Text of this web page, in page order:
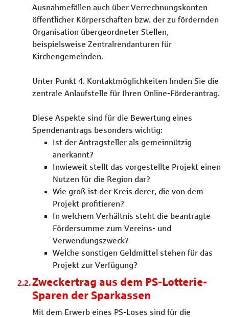
Ausnahmefällen auch über Verrechnungskonten
öffentlicher Körperschaften bzw. der zu fördernden
Organisation übergeordneter Stellen,
beispielsweise Zentralrendanturen für
Kirchengemeinden.
Unter Punkt 4. Kontaktmöglichkeiten finden Sie die
zentrale Anlaufstelle für Ihren Online-Förderantrag.
Diese Aspekte sind für die Bewertung eines
Spendenantrags besonders wichtig:
Ist der Antragsteller als gemeinnützig
anerkannt?
Inwieweit stellt das vorgestellte Projekt einen
Nutzen für die Region dar?
Wie groß ist der Kreis derer, die von dem
Projekt profitieren?
In welchem Verhältnis steht die beantragte
Fördersumme zum Vereins- und
Verwendungszweck?
Welche sonstigen Geldmittel stehen für das
Projekt zur Verfügung?
Zweckertrag aus dem PS-Lotterie-
Sparen der Sparkassen
Mit dem Erwerb eines PS-Loses sind für die